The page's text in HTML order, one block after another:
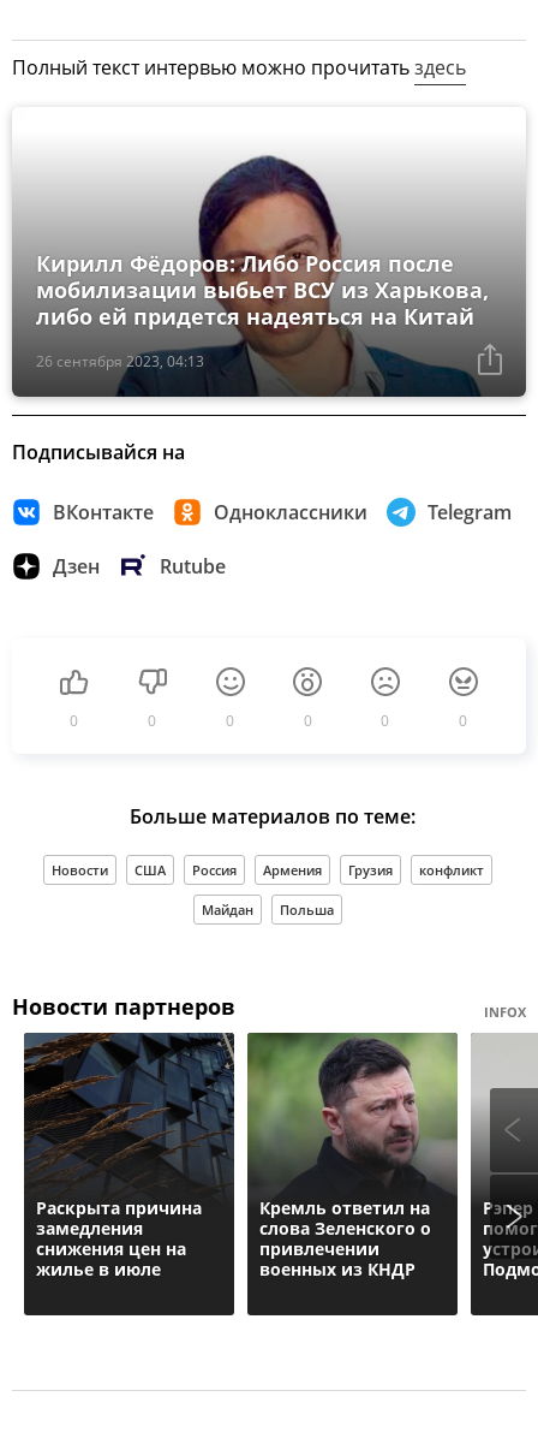
Полный текст интервью можно прочитатьздесь
26 сентября 2023, 04:13
Кирилл Фёдоров: Либо Россия после
мобилизации выбьет ВСУ из Харькова,
либо ей придется надеяться на Китай
Подписывайся на
ВКонтакте Одноклассники Telegram
Дзен Rutube
0 0 0 0 0 0
Больше материалов по теме:
Новости США Россия Армения Грузия конфликт
Майдан Польша
Новости партнеров INFOX
Раскрыта причина
замедления
снижения цен на
жилье в июле
Кремль ответил на
слова Зеленского о
привлечении
военных из КНДР